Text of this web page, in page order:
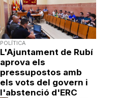
POLÍTICA
L'Ajuntament de Rubí
aprova els
pressupostos amb
els vots del govern i
l'abstenció d'ERC